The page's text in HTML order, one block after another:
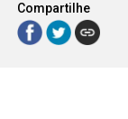
Compartilhe